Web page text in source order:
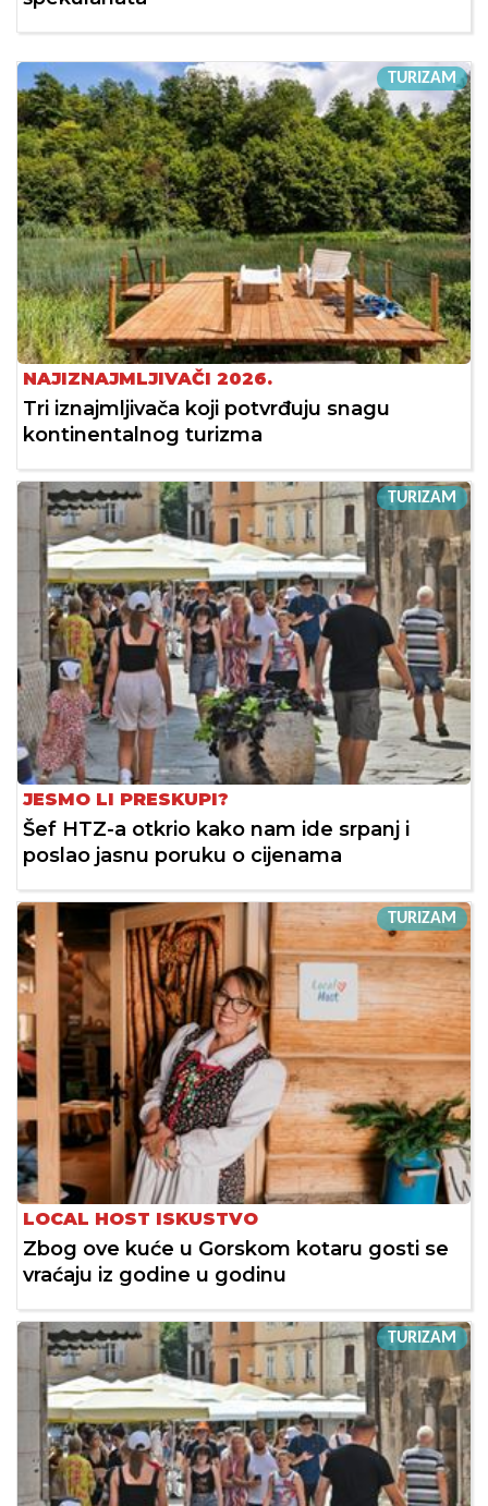
TURIZAM
NAJIZNAJMLJIVAČI 2026.
Tri iznajmljivača koji potvrđuju snagu
kontinentalnog turizma
TURIZAM
JESMO LI PRESKUPI?
Šef HTZ-a otkrio kako nam ide srpanj i
poslao jasnu poruku o cijenama
TURIZAM
LOCAL HOST ISKUSTVO
Zbog ove kuće u Gorskom kotaru gosti se
vraćaju iz godine u godinu
TURIZAM